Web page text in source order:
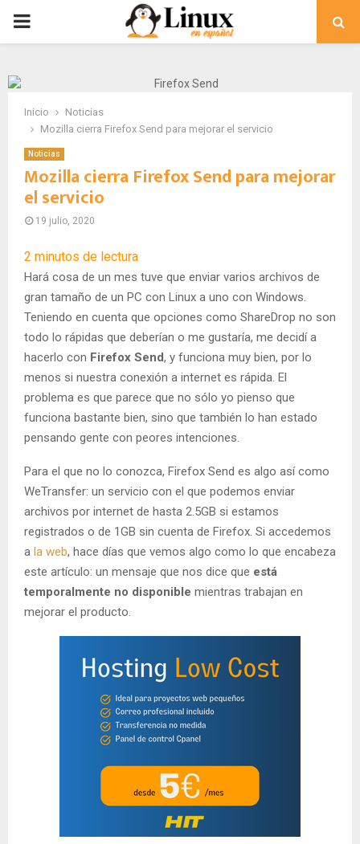
PRIMARY
Inicio
Noticias
Mozilla cierra Firefox Send para mejorar el servicio
Noticias
Mozilla cierra Firefox Send para mejorar
el servicio
19 julio, 2020
2 minutos de lectura
Hará cosa de un mes tuve que enviar varios archivos de
gran tamaño de un PC con Linux a uno con Windows.
Teniendo en cuenta que opciones como ShareDrop no son
todo lo rápidas que deberían o me gustaría, me decidí a
hacerlo con Firefox Send, y funciona muy bien, por lo
menos si nuestra conexión a internet es rápida. El
problema es que parece que no sólo yo pienso que
funciona bastante bien, sino que también lo han estado
pensando gente con peores intenciones.
Para el que no lo conozca, Firefox Send es algo así como
WeTransfer: un servicio con el que podemos enviar
archivos por internet de hasta 2.5GB si estamos
registrados o de 1GB sin cuenta de Firefox. Si accedemos
a la web, hace días que vemos algo como lo que encabeza
este artículo: un mensaje que nos dice que está
temporalmente no disponible mientras trabajan en
mejorar el producto.